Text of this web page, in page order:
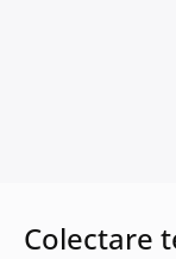
Colectare